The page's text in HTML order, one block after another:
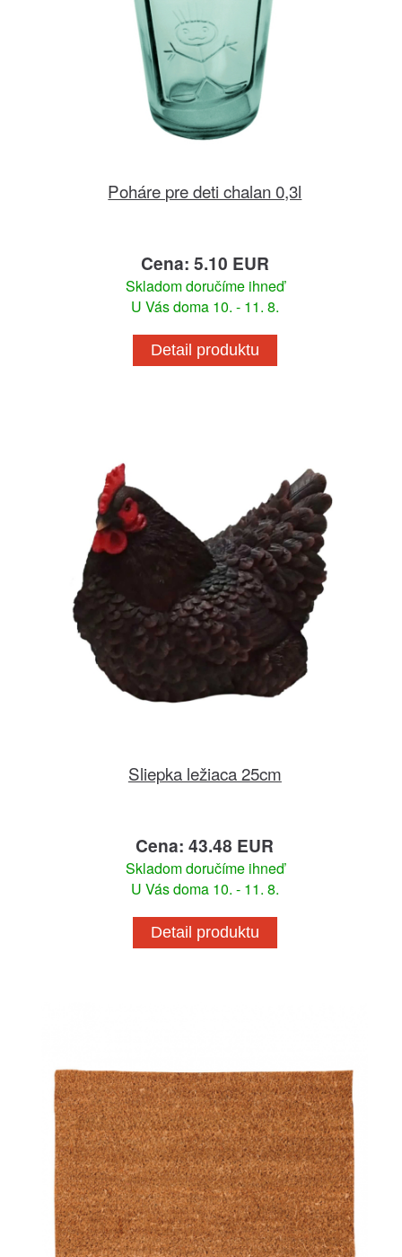
Poháre pre deti chalan 0,3l
Cena: 5.10 EUR
Skladom doručíme ihneď
U Vás doma 10. - 11. 8.
Detail produktu
Sliepka ležiaca 25cm
Cena: 43.48 EUR
Skladom doručíme ihneď
U Vás doma 10. - 11. 8.
Detail produktu